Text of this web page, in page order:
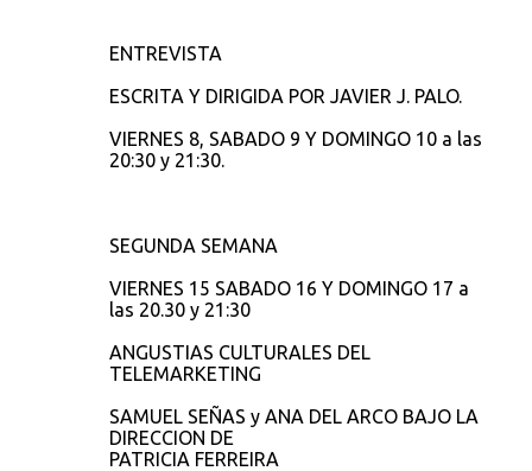
ENTREVISTA
ESCRITA Y DIRIGIDA POR JAVIER J. PALO.
VIERNES 8, SABADO 9 Y DOMINGO 10 a las
20:30 y 21:30.
SEGUNDA SEMANA
VIERNES 15 SABADO 16 Y DOMINGO 17 a
las 20.30 y 21:30
ANGUSTIAS CULTURALES DEL
TELEMARKETING
SAMUEL SEÑAS y ANA DEL ARCO BAJO LA
DIRECCION DE
PATRICIA FERREIRA